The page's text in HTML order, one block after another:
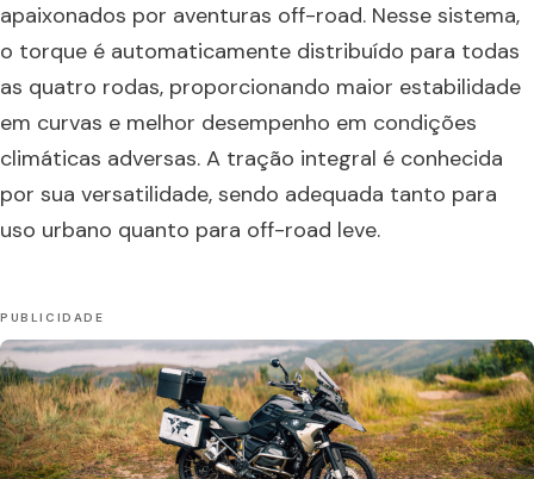
apaixonados por aventuras off-road. Nesse sistema,
o torque é automaticamente distribuído para todas
as quatro rodas, proporcionando maior estabilidade
em curvas e melhor desempenho em condições
climáticas adversas. A tração integral é conhecida
por sua versatilidade, sendo adequada tanto para
uso urbano quanto para off-road leve.